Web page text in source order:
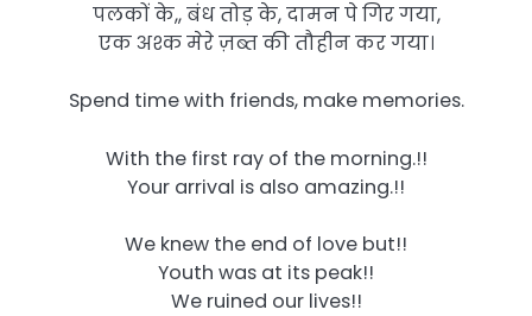
पलकों के,, बंध तोड़ के, दामन पे गिर गया,
एक अश्क मेरे ज़ब्त की तौहीन कर गया।
Spend time with friends, make memories.
With the first ray of the morning.!!
Your arrival is also amazing.!!
We knew the end of love but!!
Youth was at its peak!!
We ruined our lives!!